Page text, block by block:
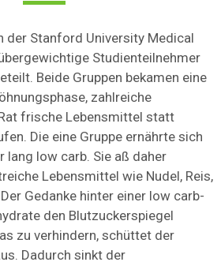
der Stanford University Medical
Studienteilnehmer
Beide Gruppen bekamen eine
zahlreiche
frische Lebensmittel statt
Die eine Gruppe ernährte sich
lang low carb. Sie aß daher
Lebensmittel wie Nudel, Reis,
Gedanke hinter einer low carb-
den Blutzuckerspiegel
zu verhindern, schüttet der
Dadurch sinkt der